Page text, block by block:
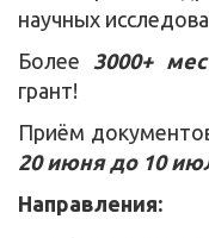
научных
Более 3000+
грант!
Приём
20 июня до 10
Направления: